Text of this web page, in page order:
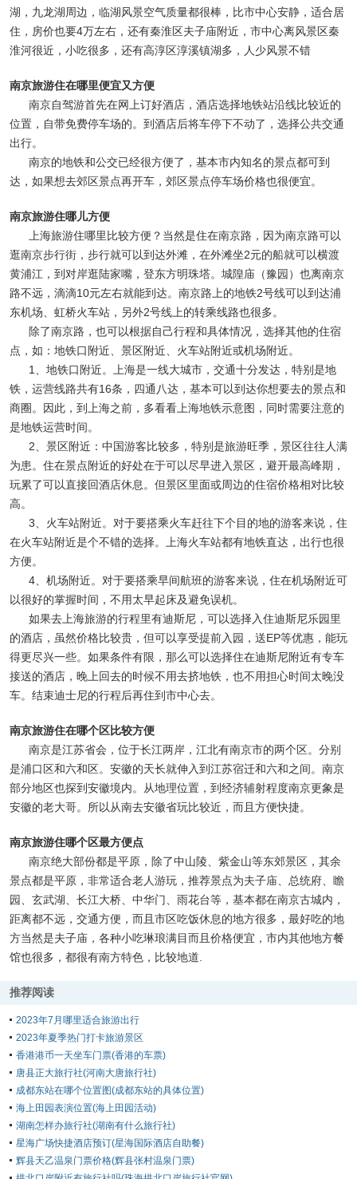
湖，九龙湖周边，临湖风景空气质量都很棒，比市中心安静，适合居
住，房价也要4万左右，还有秦淮区夫子庙附近，市中心离风景区秦
淮河很近，小吃很多，还有高淳区淳溪镇湖多，人少风景不错
南京旅游住在哪里便宜又方便
南京自驾游首先在网上订好酒店，酒店选择地铁站沿线比较近的
位置，自带免费停车场的。到酒店后将车停下不动了，选择公共交通
出行。
南京的地铁和公交已经很方便了，基本市内知名的景点都可到
达，如果想去郊区景点再开车，郊区景点停车场价格也很便宜。
南京旅游住哪儿方便
上海旅游住哪里比较方便？当然是住在南京路，因为南京路可以
逛南京步行街，步行就可以到达外滩，在外滩坐2元的船就可以横渡
黄浦江，到对岸逛陆家嘴，登东方明珠塔。城隍庙（豫园）也离南京
路不远，滴滴10元左右就能到达。南京路上的地铁2号线可以到达浦
东机场、虹桥火车站，另外2号线上的转乘线路也很多。
除了南京路，也可以根据自己行程和具体情况，选择其他的住宿
点，如：地铁口附近、景区附近、火车站附近或机场附近。
1、地铁口附近。上海是一线大城市，交通十分发达，特别是地
铁，运营线路共有16条，四通八达，基本可以到达你想要去的景点和
商圈。因此，到上海之前，多看看上海地铁示意图，同时需要注意的
是地铁运营时间。
2、景区附近：中国游客比较多，特别是旅游旺季，景区往往人满
为患。住在景点附近的好处在于可以尽早进入景区，避开最高峰期，
玩累了可以直接回酒店休息。但景区里面或周边的住宿价格相对比较
高。
3、火车站附近。对于要搭乘火车赶往下个目的地的游客来说，住
在火车站附近是个不错的选择。上海火车站都有地铁直达，出行也很
方便。
4、机场附近。对于要搭乘早间航班的游客来说，住在机场附近可
以很好的掌握时间，不用太早起床及避免误机。
如果去上海旅游的行程里有迪斯尼，可以选择入住迪斯尼乐园里
的酒店，虽然价格比较贵，但可以享受提前入园，送EP等优惠，能玩
得更尽兴一些。如果条件有限，那么可以选择住在迪斯尼附近有专车
接送的酒店，晚上回去的时候不用去挤地铁，也不用担心时间太晚没
车。结束迪士尼的行程后再住到市中心去。
南京旅游住在哪个区比较方便
南京是江苏省会，位于长江两岸，江北有南京市的两个区。分别
是浦口区和六和区。安徽的天长就伸入到江苏宿迁和六和之间。南京
部分地区也探到安徽境内。从地理位置，到经济辅射程度南京更象是
安徽的老大哥。所以从南去安徽省玩比较近，而且方便快捷。
南京旅游住哪个区最方便点
南京绝大部份都是平原，除了中山陵、紫金山等东郊景区，其余
景点都是平原，非常适合老人游玩，推荐景点为夫子庙、总统府、瞻
园、玄武湖、长江大桥、中华门、雨花台等，基本都在南京古城内，
距离都不远，交通方便，而且市区吃饭休息的地方很多，最好吃的地
方当然是夫子庙，各种小吃琳琅满目而且价格便宜，市内其他地方餐
馆也很多，都很有南方特色，比较地道.
推荐阅读
2023年7月哪里适合旅游出行
2023年夏季热门打卡旅游景区
香港港币一天坐车门票(香港的车票)
唐县正大旅行社(河南大唐旅行社)
成都东站在哪个位置图(成都东站的具体位置)
海上田园表演位置(海上田园活动)
湖南怎样办旅行社(湖南有什么旅行社)
星海广场快捷酒店预订(星海国际酒店自助餐)
辉县天乙温泉门票价格(辉县张村温泉门票)